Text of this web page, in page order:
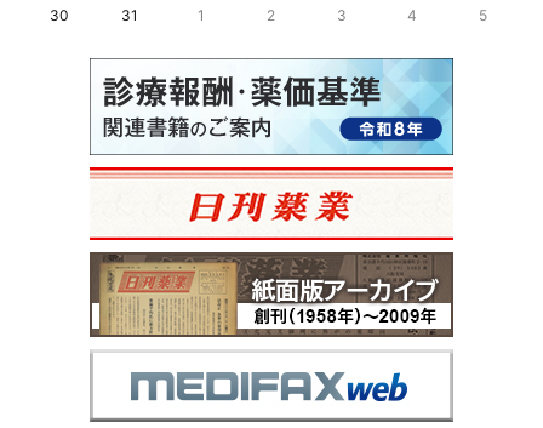
30
31 1 2 3 4 5